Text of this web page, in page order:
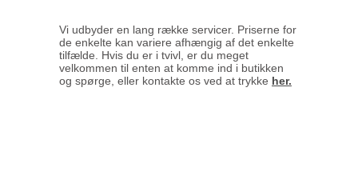
Vi udbyder en lang række servicer. Priserne for
de enkelte kan variere afhængig af det enkelte
tilfælde. Hvis du er i tvivl, er du meget
velkommen til enten at komme ind i butikken
og spørge, eller kontakte os ved at trykke her.